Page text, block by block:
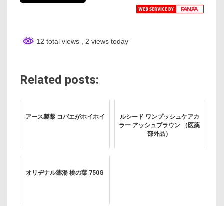
12 total views , 2 views today
Related posts:
アース製薬 コバエがホイホイ
ルシード ワンプッシュケアカ
ラー アッシュブラウン （医薬
部外品）
オリヂナル薬湯 桃の葉 750G